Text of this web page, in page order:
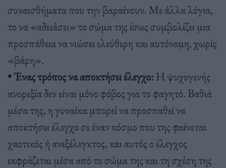
συναισθήματα που την βαραίνουν. Με άλλα λόγια,
το να «αδειάσει» το σώμα της ίσως συμβολίζει μια
προσπάθεια να νιώσει ελεύθερη και αυτόνομη, χωρίς
«βάρη».
• Ένας τρόπος να αποκτήσει έλεγχο: Η ψυχογενής
ανορεξία δεν είναι μόνο φόβος για το φαγητό. Βαθιά
μέσα της, η γυναίκα μπορεί να προσπαθεί να
αποκτήσει έλεγχο σε έναν κόσμο που της φαίνεται
χαοτικός ή ανεξέλεγκτος, και αυτός ο έλεγχος
εκφράζεται μέσα από το σώμα της και τη σχέση της